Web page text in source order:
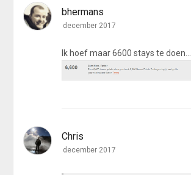
bhermans
december 2017
Ik hoef maar 6600 stays te doen...
Chris
december 2017